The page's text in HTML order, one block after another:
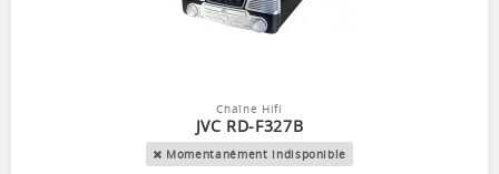
Chaîne Hifi
JVC RD-F327B
Momentanément indisponible